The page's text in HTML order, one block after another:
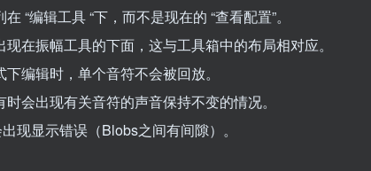
“编辑工具 “下，而不是现在的 “查看配置”。
在振幅工具的下面，这与工具箱中的布局相对应。
编辑时，单个音符不会被回放。
会出现有关音符的声音保持不变的情况。
现显示错误（Blobs之间有间隙）。